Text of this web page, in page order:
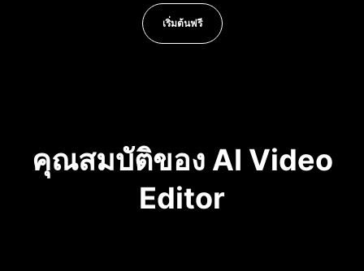
เริ่มต้นฟรี
คุณสมบัติของ AI Video
Editor